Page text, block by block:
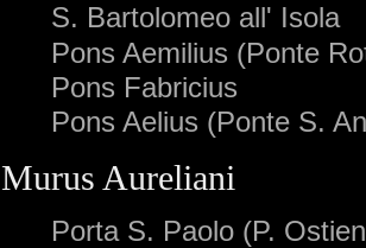
S. Bartolomeo all' Isola
Pons Aemilius (Ponte
Pons Fabricius
Pons Aelius (Ponte S.
Murus Aureliani
Porta S. Paolo (P.